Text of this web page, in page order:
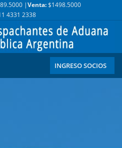
|Venta:$1498.5000
4331 2338
INGRESO SOCIOS